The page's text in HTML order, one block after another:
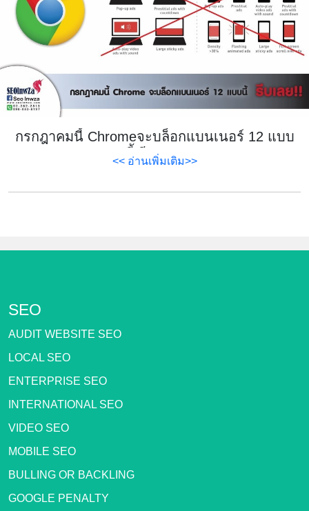
กรกฎาคมนี้ Chromeจะบล็อกแบนเนอร์ 12 แบบ
นี้ รีบเลย!!
<< อ่านเพิ่มเติม>>
SEO
AUDIT WEBSITE SEO
LOCAL SEO
ENTERPRISE SEO
INTERNATIONAL SEO
VIDEO SEO
MOBILE SEO
BULLING OR BACKLING
GOOGLE PENALTY